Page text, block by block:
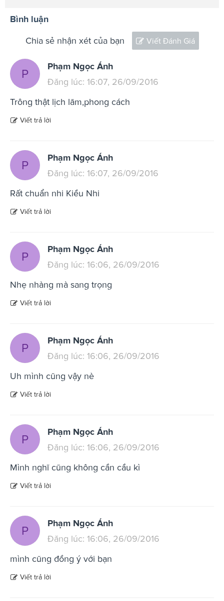
Bình luận
Chia sẻ nhận xét của bạn Viết Đánh Giá
P
Phạm Ngọc Ánh
Đăng lúc: 16:07, 26/09/2016
Trông thật lịch lãm,phong cách
Viết trả lời
P
Phạm Ngọc Ánh
Đăng lúc: 16:07, 26/09/2016
Rất chuẩn nhi Kiều Nhi
Viết trả lời
P
Phạm Ngọc Ánh
Đăng lúc: 16:06, 26/09/2016
Nhẹ nhàng mà sang trọng
Viết trả lời
P
Phạm Ngọc Ánh
Đăng lúc: 16:06, 26/09/2016
Uh mình cũng vậy nè
Viết trả lời
P
Phạm Ngọc Ánh
Đăng lúc: 16:06, 26/09/2016
Mình nghĩ cũng không cần cầu kì
Viết trả lời
P
Phạm Ngọc Ánh
Đăng lúc: 16:06, 26/09/2016
mình cũng đồng ý với bạn
Viết trả lời